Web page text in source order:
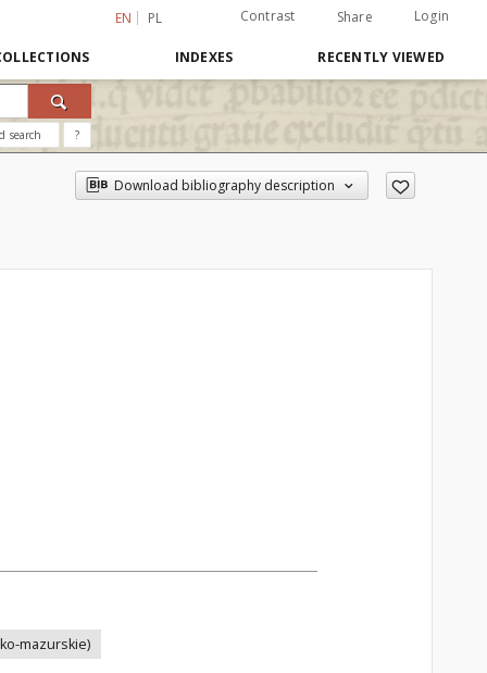
EN PL Contrast Share Login
INDEXES RECENTLY VIEWED
search ?
Download bibliography description
mazurskie)